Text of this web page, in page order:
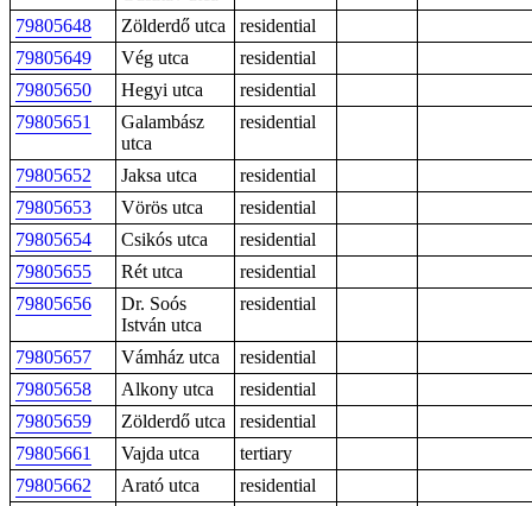
79805648 Zölderdő utca
residential
79805649
Vég utca
residential
79805650
Hegyi utca
residential
79805651
Galambász
utca
residential
79805652 Jaksa utca
residential
79805653
Vörös utca
residential
79805654
Csikós utca
residential
79805655
Rét utca
residential
79805656
Dr. Soós
István utca
residential
79805657 Vámház utca
residential
79805658
Alkony utca
residential
79805659
Zölderdő utca
residential
79805661
Vajda utca
tertiary
79805662
Arató utca
residential